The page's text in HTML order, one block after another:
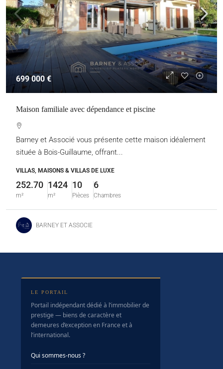
699 000 €
Maison familiale avec dépendance et piscine
Barney et Associé vous présente cette maison idéalement
située à Bois-Guillaume, offrant...
VILLAS, MAISONS & VILLAS DE LUXE
252.70
m²
1424
m²
10
Pièces
6
Chambres
BARNEY ET ASSOCIE
LE PORTAIL
Portail indépendant dédié à l’immobilier de
prestige — biens de caractère et
demeures d’exception en France et à
l’international.
Qui sommes-nous ?